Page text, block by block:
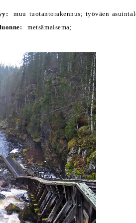
muu tuotantorakennus; työväen
metsämaisema;